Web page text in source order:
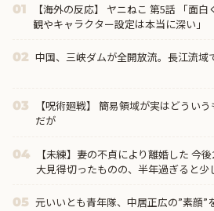
01
【海外の反応】 ヤニねこ 第5話 「面
観やキャラクター設定は本当に深い」
02 中国、三峡ダムが全開放流。長江流域
03
【呪術廻戦】 簡易領域が実はどうい
だが
04
【未練】妻の不貞により離婚した 今
大見得切ったものの、半年過ぎると
05 元いいとも青年隊、中居正広の”素顔”